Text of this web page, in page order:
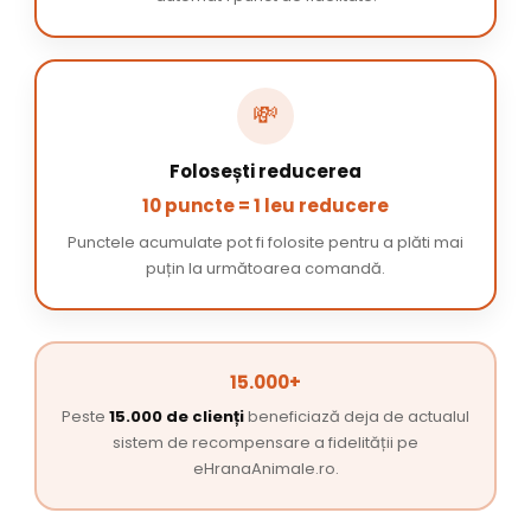
💸
Folosești reducerea
10 puncte = 1 leu reducere
Punctele acumulate pot fi folosite pentru a plăti mai
puțin la următoarea comandă.
15.000+
Peste 15.000 de cliențibeneficiază deja de actualul
sistem de recompensare a fidelității pe
eHranaAnimale.ro.